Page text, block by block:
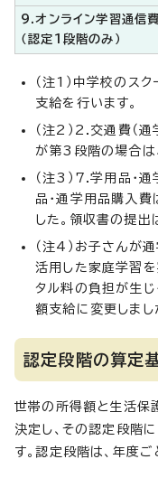
9.オンライン学習通信費
（認定1段階のみ）
（注1）中学校のス
支給を行います。
（注2）2.交通費（
が第3段階の場合は
（注3）7.学用品・
品・通学用品購入
した。領収書の提出
（注4）お子さんが
活用した家庭学習を
タル料の負担が生
額支給に変更しまし
認定段階の算定
世帯の所得額と生活保
決定し、その認定段階
す。認定段階は、年度ご